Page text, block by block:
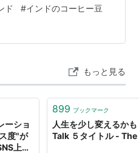
ヒー豆 オドロイタことに
は広尾に店舗があった
ました …
ド #インドのコーヒー豆
もっと見る
ーショ
度"が
上で
899 ブックマーク
人生を少し変えるか
Talk ５タイトル -